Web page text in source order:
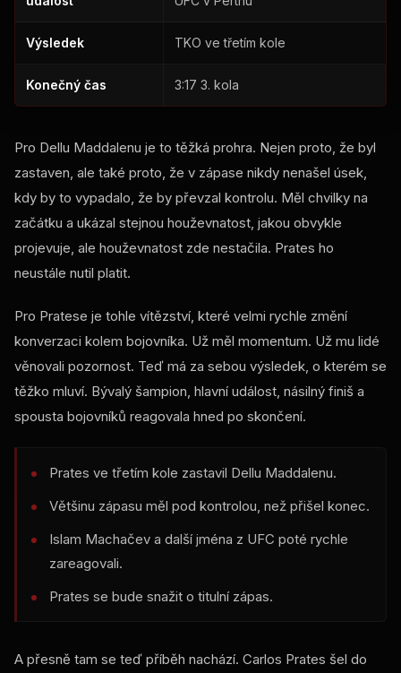
Výsledek TKO ve třetím kole
Konečný čas 3:17 3. kola
Pro Dellu Maddalenu je to těžká prohra. Nejen proto, že byl
zastaven, ale také proto, že v zápase nikdy nenašel úsek,
kdy by to vypadalo, že by převzal kontrolu. Měl chvilky na
začátku a ukázal stejnou houževnatost, jakou obvykle
projevuje, ale houževnatost zde nestačila. Prates ho
neustále nutil platit.
Pro Pratese je tohle vítězství, které velmi rychle změní
konverzaci kolem bojovníka. Už měl momentum. Už mu lidé
věnovali pozornost. Teď má za sebou výsledek, o kterém se
těžko mluví. Bývalý šampion, hlavní událost, násilný finiš a
spousta bojovníků reagovala hned po skončení.
Prates ve třetím kole zastavil Dellu Maddalenu.
Většinu zápasu měl pod kontrolou, než přišel konec.
Islam Machačev a další jména z UFC poté rychle
zareagovali.
Prates se bude snažit o titulní zápas.
A přesně tam se teď příběh nachází. Carlos Prates šel do